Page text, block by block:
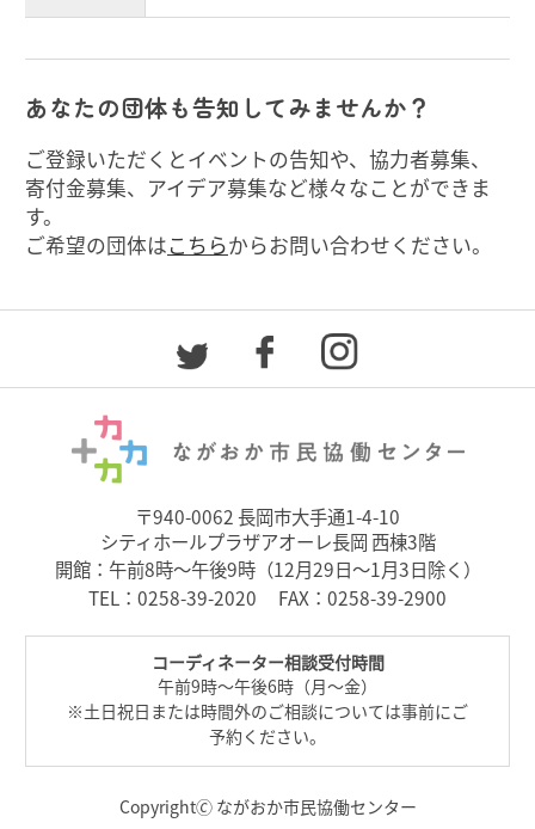
あなたの団体も告知してみませんか？
ご登録いただくとイベントの告知や、協力者募集、
寄付金募集、アイデア募集など様々なことができま
す。
ご希望の団体はこちらからお問い合わせください。
〒940-0062 長岡市大手通1-4-10
シティホールプラザアオーレ長岡 西棟3階
開館：午前8時～午後9時（12月29日～1月3日除く）
TEL： 0258-39-2020 FAX：0258-39-2900
コーディネーター相談受付時間
午前9時～午後6時（月～金）
※土日祝日または時間外のご相談については事前にご
予約ください。
Copyright🄫 ながおか市民協働センター